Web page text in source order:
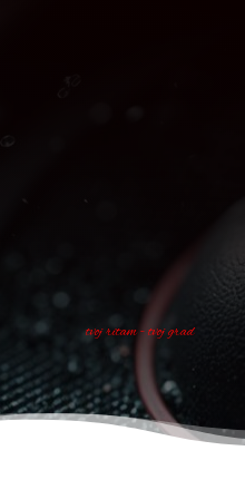
tvoj ritam - tvoj grad